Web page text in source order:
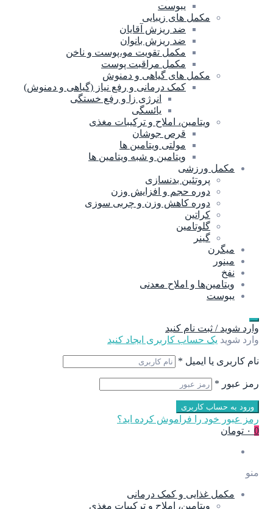
یبوست
مکمل های زیبایی
ضد ریزش آقایان
ضد ریزش بانوان
مکمل تقویت مو،پوست و ناخن
مکمل مراقبت پوست
مکمل های گیاهی و دمنوش
کمک درمانی و رفع نیاز (گیاهی و دمنوش)
انرژی زا و رفع خستگی
یائسگی
ویتامین، املاح و ترکیبات مغذی
قرص جوشان
مولتی ویتامین ها
ویتامین و شبه ویتامین ها
مکمل ورزشی
پروتئین بدنسازی
دوره حجم و افزایش وزن
دوره کاهش وزن و چربی سوزی
کراتین
گلوتامین
گینر
میگرن
مینور
نفخ
ویتامین‌ها و املاح معدنی
یبوست
وارد شوید / ثبت نام کنید
وارد شوید یک حساب کاربری ایجاد کنید
نام کاربری یا ایمیل *
رمز عبور *
ورود به حساب کاربری
رمز عبور خود را فراموش کرده اید؟
0 ۰ تومان
منو
مکمل غذایی و کمک درمانی
ویتامین، املاح و ترکیبات مغذی